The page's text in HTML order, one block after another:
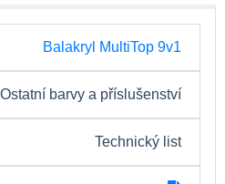
TYP
DOKUMENTU
Balakryl MultiTop 9v1
Ostatní barvy a příslušenství
Technický list